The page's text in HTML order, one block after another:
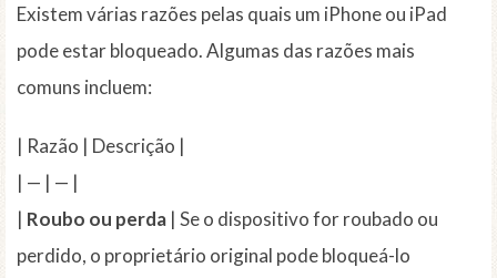
Existem várias razões pelas quais um iPhone ou iPad
pode estar bloqueado. Algumas das razões mais
comuns incluem:
| Razão | Descrição |
| — | — |
| Roubo ou perda | Se o dispositivo for roubado ou
perdido, o proprietário original pode bloqueá-lo